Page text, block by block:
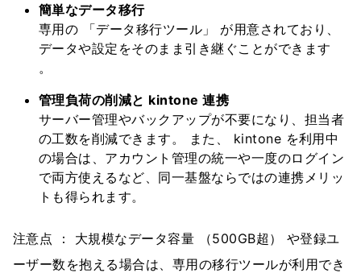
簡単なデータ移行
専用の 「データ移行ツール」 が用意されており、
データや設定をそのまま引き継ぐことができます
。
管理負荷の削減と kintone 連携
サーバー管理やバックアップが不要になり、担当者
の工数を削減できます。 また、 kintone を利用中
の場合は、アカウント管理の統一や一度のログイン
で両方使えるなど、同一基盤ならではの連携メリッ
トも得られます。
注意点 ： 大規模なデータ容量 （500GB超） や登録ユ
ーザー数を抱える場合は、専用の移行ツールが利用でき